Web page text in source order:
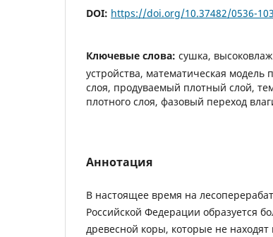
DOI: https://doi.org/10.37482/0536-
Ключевые слова: сушка,
устройства, математическая модель
слоя, продуваемый плотный слой,
плотного слоя, фазовый переход
Аннотация
В настоящее время на
Российской Федерации образуется
древесной коры, которые не